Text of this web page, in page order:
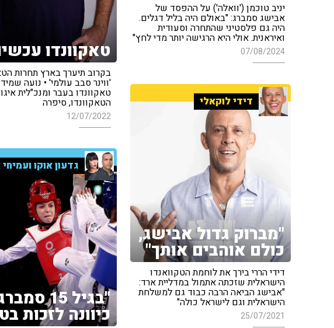
יניב טוכמן ('וואלה') על ההפסד של
אבישג סמברג: "באולם היה בליל דגלים.
היה גם פלסטיני שהתחרה וסעודית
ואיראנית. אולי היא הרגישה יותר מדי לחץ"
07/08/2024 טאקוונדו
בקרוב תיערך בארץ תחרות
'ווינר סבב עולמי' • נועה
טאקוונדו בעבר ומנכ"לית
הטאקוונדו, סיפרה
12/07/2022
דידי לוקאלי
"מברוק גדול אבישג,
כולם אוהבים אותך"
דידי הררי בירך את לוחמת הטקוואנדו
הישראלית שזכתה אתמול במדליית ארד:
"אבישג הביאה הרבה כבוד גם למשלחת
הישראלית וגם לישראל כולה"
25/07/2021
גדעון אוקו
"בגיל 15
כיוונה לזכות